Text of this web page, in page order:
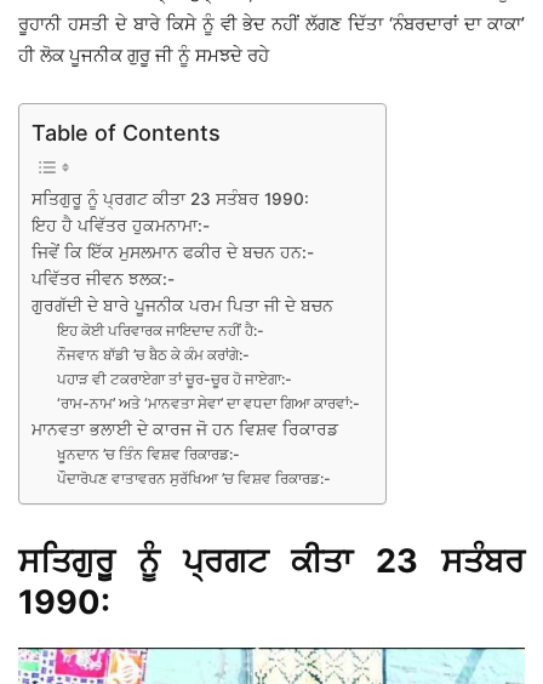
ਰੂਹਾਨੀ ਹਸਤੀ ਦੇ ਬਾਰੇ ਕਿਸੇ ਨੂੰ ਵੀ ਭੇਦ ਨਹੀਂ ਲੱਗਣ ਦਿੱਤਾ ‘ਨੰਬਰਦਾਰਾਂ ਦਾ ਕਾਕਾ’
ਹੀ ਲੋਕ ਪੂਜਨੀਕ ਗੁਰੂ ਜੀ ਨੂੰ ਸਮਝਦੇ ਰਹੇ
Table of Contents
ਸਤਿਗੁਰੂ ਨੂੰ ਪ੍ਰਗਟ ਕੀਤਾ 23 ਸਤੰਬਰ 1990:
ਇਹ ਹੈ ਪਵਿੱਤਰ ਹੁਕਮਨਾਮਾ:-
ਜਿਵੇਂ ਕਿ ਇੱਕ ਮੁਸਲਮਾਨ ਫਕੀਰ ਦੇ ਬਚਨ ਹਨ:-
ਪਵਿੱਤਰ ਜੀਵਨ ਝਲਕ:-
ਗੁਰਗੱਦੀ ਦੇ ਬਾਰੇ ਪੂਜਨੀਕ ਪਰਮ ਪਿਤਾ ਜੀ ਦੇ ਬਚਨ
ਇਹ ਕੋਈ ਪਰਿਵਾਰਕ ਜਾਇਦਾਦ ਨਹੀਂ ਹੈ:-
ਨੌਜਵਾਨ ਬਾੱਡੀ ’ਚ ਬੈਠ ਕੇ ਕੰਮ ਕਰਾਂਗੇ:-
ਪਹਾੜ ਵੀ ਟਕਰਾਏਗਾ ਤਾਂ ਚੂਰ-ਚੂਰ ਹੋ ਜਾਏਗਾ:-
‘ਰਾਮ-ਨਾਮ’ ਅਤੇ ‘ਮਾਨਵਤਾ ਸੇਵਾ’ ਦਾ ਵਧਦਾ ਗਿਆ ਕਾਰਵਾਂ:-
ਮਾਨਵਤਾ ਭਲਾਈ ਦੇ ਕਾਰਜ ਜੋ ਹਨ ਵਿਸ਼ਵ ਰਿਕਾਰਡ
ਖੂਨਦਾਨ ’ਚ ਤਿੰਨ ਵਿਸ਼ਵ ਰਿਕਾਰਡ:-
ਪੌਦਾਰੋਪਣ ਵਾਤਾਵਰਨ ਸੁਰੱਖਿਆ ’ਚ ਵਿਸ਼ਵ ਰਿਕਾਰਡ:-
ਸਤਿਗੁਰੂ ਨੂੰ ਪ੍ਰਗਟ ਕੀਤਾ 23 ਸਤੰਬਰ
1990: